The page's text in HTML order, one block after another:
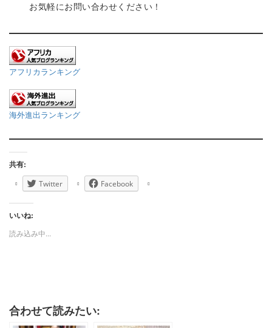
お気軽にお問い合わせください！
アフリカランキング
海外進出ランキング
共有:
Twitter Facebook
いいね:
読み込み中...
合わせて読みたい: